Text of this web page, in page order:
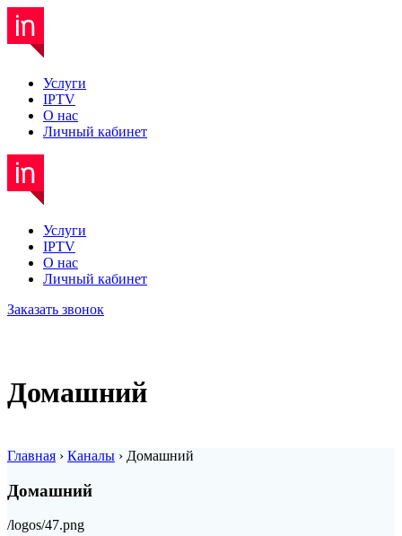
Услуги
IPTV
О нас
Личный кабинет
Услуги
IPTV
О нас
Личный кабинет
Заказать звонок
Домашний
Главная › Каналы › Домашний
Домашний
/logos/47.png